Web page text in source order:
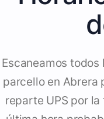
Escaneamos
parcello en Abrera
reparte UPS por